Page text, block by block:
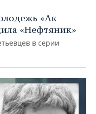
«Ак
«Нефтяник»
в серии